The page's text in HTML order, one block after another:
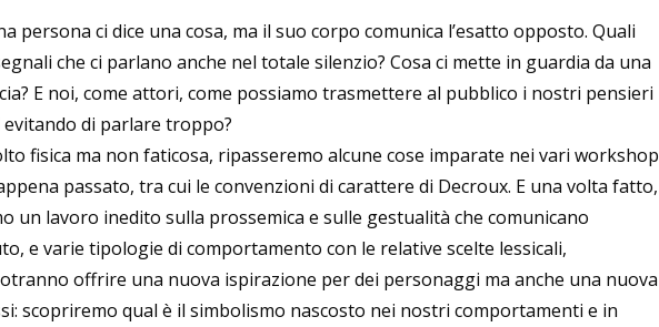
persona ci dice una cosa, ma il suo corpo comunica l’esatto opposto. Quali
che ci parlano anche nel totale silenzio? Cosa ci mette in guardia da una
E noi, come attori, come possiamo trasmettere al pubblico i nostri pensieri
evitando di parlare troppo?
fisica ma non faticosa, ripasseremo alcune cose imparate nei vari workshop
passato, tra cui le convenzioni di carattere di Decroux. E una volta fatto,
un lavoro inedito sulla prossemica e sulle gestualità che comunicano
e varie tipologie di comportamento con le relative scelte lessicali,
offrire una nuova ispirazione per dei personaggi ma anche una nuova
scopriremo qual è il simbolismo nascosto nei nostri comportamenti e in